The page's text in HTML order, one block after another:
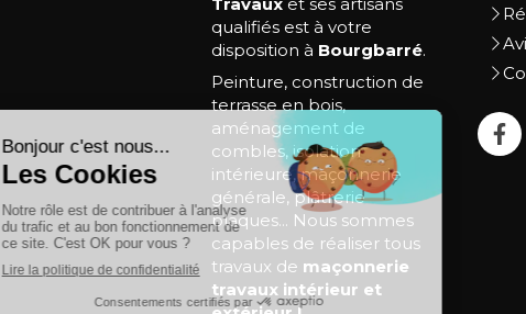
qualifiés est à votre
disposition à Bourgbarré.
Peinture, construction de
terrasse en bois,
aménagement de
combles, isolation
intérieure, maçonnerie
générale, plâtrerie
plaques... Nous sommes
capables de réaliser tous
travaux de maçonnerie
travaux intérieur et